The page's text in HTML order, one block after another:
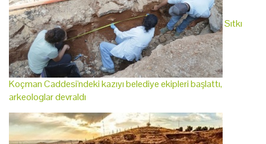
Sıtkı
Koçman Caddesi'ndeki kazıyı belediye ekipleri başlattı,
arkeologlar devraldı